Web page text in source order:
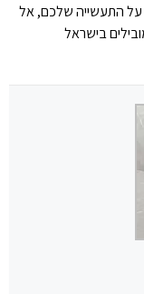
על התעשייה שלכם, אל
בישראל